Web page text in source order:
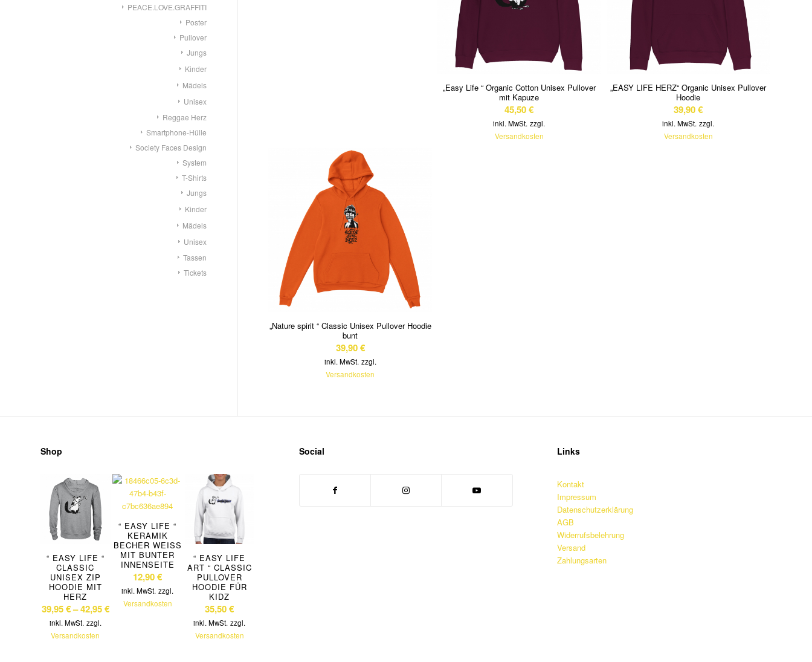
„Easy Life “ Organic Cotton Unisex Pullover
mit Kapuze
45,50€
inkl. MwSt. zzgl.
Versandkosten
„EASY LIFE HERZ“ Organic Unisex Pullover
Hoodie
39,90€
inkl. MwSt. zzgl.
Versandkosten
„Nature spirit “ Classic Unisex Pullover Hoodie
bunt
39,90€
inkl. MwSt. zzgl.
Versandkosten
PEACE.LOVE.GRAFFITI
Poster
Pullover
Jungs
Kinder
Mädels
Unisex
Reggae Herz
Smartphone-Hülle
Society Faces Design
System
T-Shirts
Jungs
Kinder
Mädels
Unisex
Tassen
Tickets
Shop
“ EASY LIFE “
CLASSIC
UNISEX ZIP
HOODIE MIT
HERZ
39,95€–42,95€
inkl. MwSt. zzgl.
Versandkosten
“ EASY LIFE “
KERAMIK
BECHER WEISS M
IT BUNTER I
NNENSEITE
12,90€
inkl. MwSt. zzgl.
Versandkosten
“ EASY LIFE
ART “ CLASSIC
PULLOVER
HOODIE FÜR
KIDZ
35,50€
inkl. MwSt. zzgl.
Versandkosten
Social Links
Kontakt
Impressum
Datenschutzerklärung
AGB
Widerrufsbelehrung
Versand
Zahlungsarten